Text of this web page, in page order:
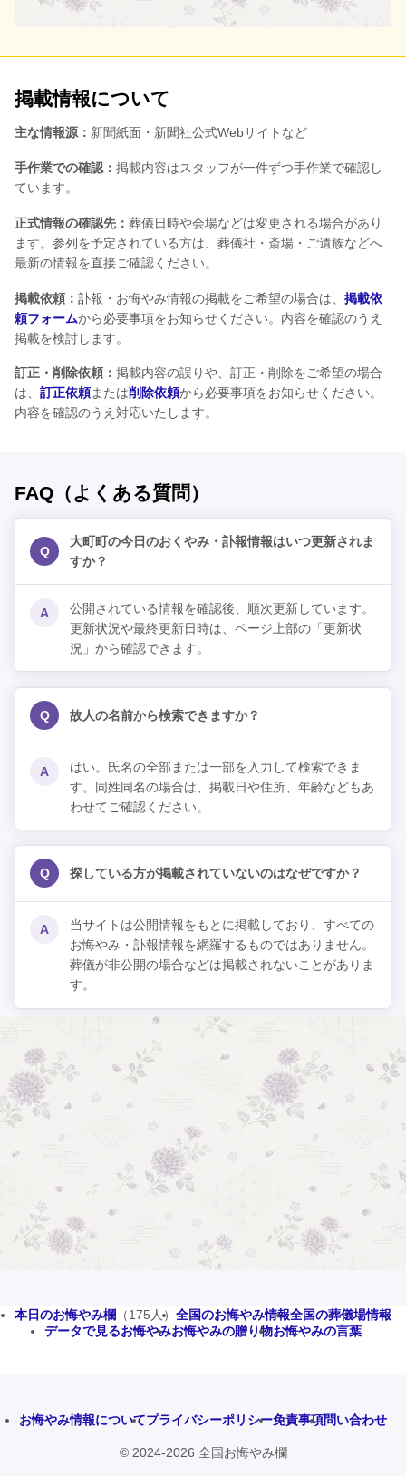
掲載情報について
主な情報源： 新聞紙面・新聞社公式Webサイトなど
手作業での確認： 掲載内容はスタッフが一件ずつ手作業で確認し
ています。
正式情報の確認先： 葬儀日時や会場などは変更される場合があり
ます。参列を予定されている方は、葬儀社・斎場・ご遺族などへ
最新の情報を直接ご確認ください。
掲載依頼： 訃報・お悔やみ情報の掲載をご希望の場合は、 掲載依
頼フォームから必要事項をお知らせください。内容を確認のうえ
掲載を検討します。
訂正・削除依頼： 掲載内容の誤りや、訂正・削除をご希望の場合
は、 訂正依頼または削除依頼から必要事項をお知らせください。
内容を確認のうえ対応いたします。
FAQ（よくある質問）
Q
大町町の今日のおくやみ・訃報情報はいつ更新されま
すか？
A
公開されている情報を確認後、順次更新しています。
更新状況や最終更新日時は、ページ上部の「更新状
況」から確認できます。
Q 故人の名前から検索できますか？
A
はい。氏名の全部または一部を入力して検索できま
す。同姓同名の場合は、掲載日や住所、年齢などもあ
わせてご確認ください。
Q 探している方が掲載されていないのはなぜですか？
A
当サイトは公開情報をもとに掲載しており、すべての
お悔やみ・訃報情報を網羅するものではありません。
葬儀が非公開の場合などは掲載されないことがありま
す。
本日のお悔やみ欄 （175人） 全国のお悔やみ情報全国の葬儀場情報
データで見るお悔やみお悔やみの贈り物お悔やみの言葉
お悔やみ情報についてプライバシーポリシー免責事項問い合わせ
© 2024-2026 全国お悔やみ欄